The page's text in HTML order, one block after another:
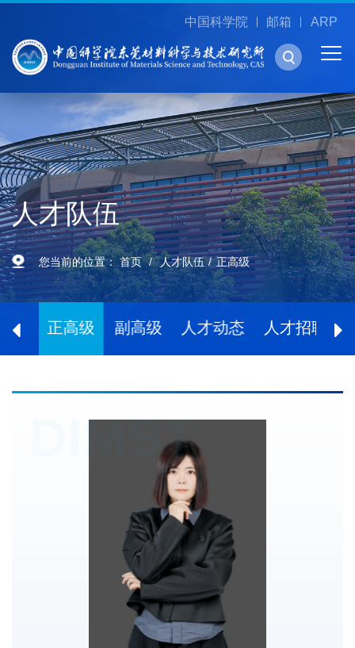
中国科学院 邮箱 ARP
人才队伍
您当前的位置：首页 人才队伍 正高级
士 正高级 副高级 人才动态 人才招聘